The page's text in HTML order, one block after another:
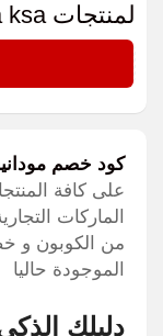
لمنتجات modanisa ksa
كود خصم
على كافة
الموجودة حاليا
دليلك الذكي